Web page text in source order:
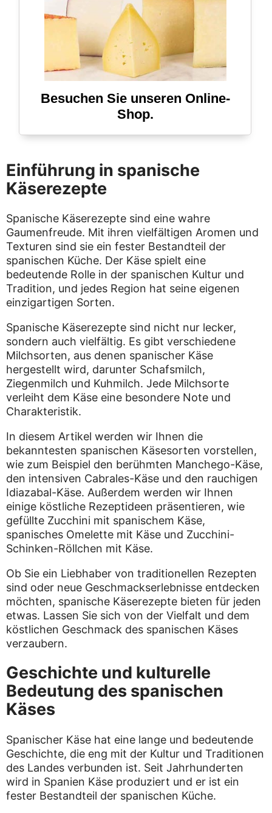
Besuchen Sie unseren Online-
Shop.
Einführung in spanische
Käserezepte
Spanische Käserezepte sind eine wahre
Gaumenfreude. Mit ihren vielfältigen Aromen und
Texturen sind sie ein fester Bestandteil der
spanischen Küche. Der Käse spielt eine
bedeutende Rolle in der spanischen Kultur und
Tradition, und jedes Region hat seine eigenen
einzigartigen Sorten.
Spanische Käserezepte sind nicht nur lecker,
sondern auch vielfältig. Es gibt verschiedene
Milchsorten, aus denen spanischer Käse
hergestellt wird, darunter Schafsmilch,
Ziegenmilch und Kuhmilch. Jede Milchsorte
verleiht dem Käse eine besondere Note und
Charakteristik.
In diesem Artikel werden wir Ihnen die
bekanntesten spanischen Käsesorten vorstellen,
wie zum Beispiel den berühmten Manchego-Käse,
den intensiven Cabrales-Käse und den rauchigen
Idiazabal-Käse. Außerdem werden wir Ihnen
einige köstliche Rezeptideen präsentieren, wie
gefüllte Zucchini mit spanischem Käse,
spanisches Omelette mit Käse und Zucchini-
Schinken-Röllchen mit Käse.
Ob Sie ein Liebhaber von traditionellen Rezepten
sind oder neue Geschmackserlebnisse entdecken
möchten, spanische Käserezepte bieten für jeden
etwas. Lassen Sie sich von der Vielfalt und dem
köstlichen Geschmack des spanischen Käses
verzaubern.
Geschichte und kulturelle
Bedeutung des spanischen
Käses
Spanischer Käse hat eine lange und bedeutende
Geschichte, die eng mit der Kultur und Traditionen
des Landes verbunden ist. Seit Jahrhunderten
wird in Spanien Käse produziert und er ist ein
fester Bestandteil der spanischen Küche.